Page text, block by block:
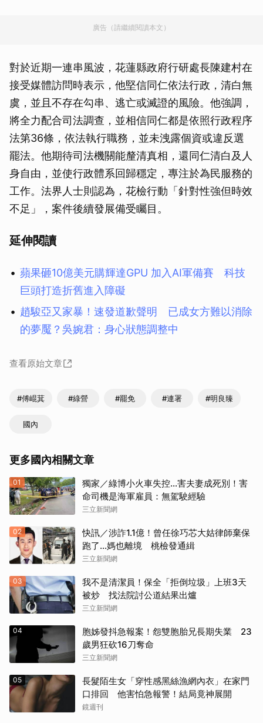
廣告（請繼續閱讀本文）
對於近期一連串風波，花蓮縣政府行研處長陳建村在
接受媒體訪問時表示，他堅信同仁依法行政，清白無
虞，並且不存在勾串、逃亡或滅證的風險。他強調，
將全力配合司法調查，並相信同仁都是依照行政程序
法第36條，依法執行職務，並未洩露個資或違反選
罷法。他期待司法機關能釐清真相，還同仁清白及人
身自由，並使行政體系回歸穩定，專注於為民服務的
工作。法界人士則認為，花檢行動「針對性強但時效
不足」，案件後續發展備受矚目。
延伸閱讀
蘋果砸10億美元購輝達GPU 加入AI軍備賽 科技
巨頭打造折舊進入障礙
趙駿亞又家暴！速發道歉聲明 已成女方難以消除
的夢魘？吳婉君：身心狀態調整中
查看原始文章
#傅崐萁 #綠營 #罷免 #連署 #明良臻
國內
更多國內相關文章
01
獨家／綠博小火車失控…害夫妻成死別！害
命司機是海軍雇員：無駕駛經驗
三立新聞網
02
快訊／涉詐1.1億！曾任徐巧芯大姑律師棄保
跑了…媽也離境 桃檢發通緝
三立新聞網
03
我不是清潔員！保全「拒倒垃圾」上班3天
被炒 找法院討公道結果出爐
三立新聞網
04
胞姊發抖急報案！怨雙胞胎兄長期失業 23
歲男狂砍16刀奪命
三立新聞網
05
長髮陌生女「穿性感黑絲漁網內衣」在家門
口排回 他害怕急報警！結局竟神展開
鏡週刊